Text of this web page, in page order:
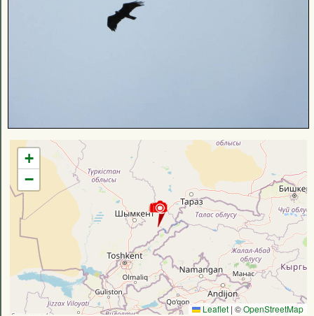
+
−
Leaflet | ©OpenStreetMap